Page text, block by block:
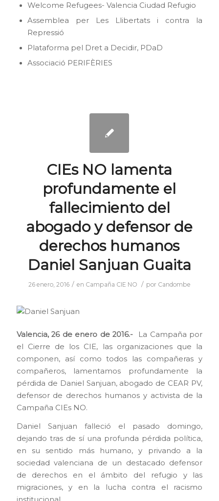
Welcome Refugees- Valencia Ciudad Refugio
Assemblea per Les Llibertats i contra la
Repressió
Plataforma pel Dret a Decidir, PDaD
Associació PERIFÈRIES
CIEs NO lamenta
profundamente el
fallecimiento del
abogado y defensor de
derechos humanos
Daniel Sanjuan Guaita
26 enero, 2016 / en Campaña CIE NO / por Candombe
Valencia, 26 de enero de 2016.-
La Campaña por
el Cierre de los CIE, las organizaciones que la
componen, así como todos las compañeras y
compañeros, lamentamos profundamente la
pérdida de Daniel Sanjuan, abogado de CEAR PV,
defensor de derechos humanos y activista de la
Campaña CIEs NO.
Daniel Sanjuan falleció el pasado domingo,
dejando tras de sí una profunda pérdida política,
en su sentido más humano, y privando a la
sociedad valenciana de un destacado defensor
de derechos en el ámbito del refugio y las
migraciones, y en la lucha contra el racismo